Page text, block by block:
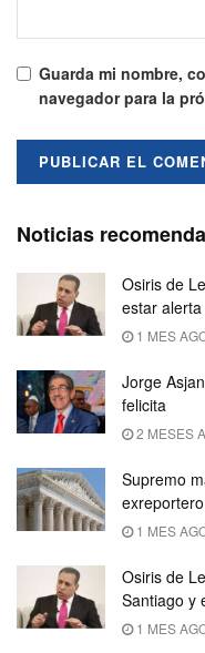
Guarda mi nombre,
navegador para la
Noticias
Osiris de
estar
1 MES
Jorge
felicita
2 MESES
Supremo
1 MES
Osiris de
Santiago y
1 MES